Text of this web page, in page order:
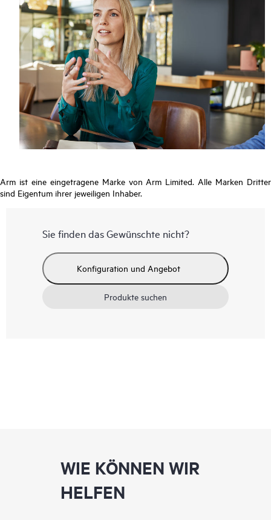
Arm ist eine eingetragene Marke von Arm Limited. Alle Marken Dritter
sind Eigentum ihrer jeweiligen Inhaber.
Sie finden das Gewünschte nicht?
Konfiguration und Angebot
Produkte suchen
WIE KÖNNEN WIR
HELFEN